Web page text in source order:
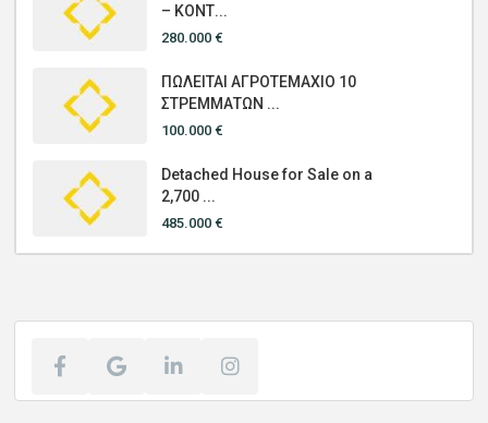
– ΚΟΝΤ...
280.000 €
ΠΩΛΕΙΤΑΙ ΑΓΡΟΤΕΜΑΧΙΟ 10
ΣΤΡΕΜΜΑΤΩΝ ...
100.000 €
Detached House for Sale on a
2,700 ...
485.000 €